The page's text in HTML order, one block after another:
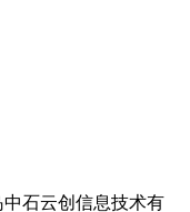
中石云创信息技术有